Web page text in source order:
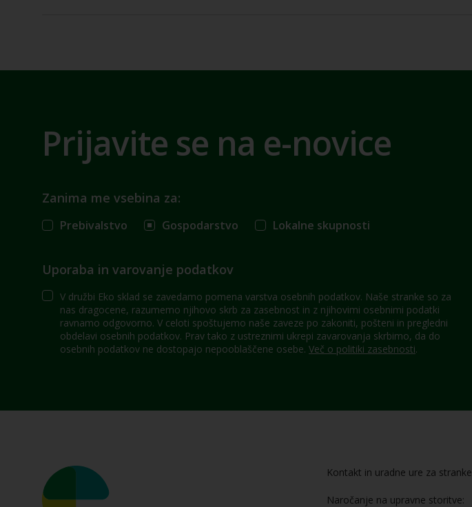
Prijavite se na e-novice
Zanima me vsebina za:
Prebivalstvo Gospodarstvo Lokalne skupnosti
Uporaba in varovanje podatkov
V družbi Eko sklad se zavedamo pomena varstva osebnih podatkov. Naše stranke so za
nas dragocene, razumemo njihovo skrb za zasebnost in z njihovimi osebnimi podatki
ravnamo odgovorno. V celoti spoštujemo naše zaveze po zakoniti, pošteni in pregledni
obdelavi osebnih podatkov. Prav tako z ustreznimi ukrepi zavarovanja skrbimo, da do
osebnih podatkov ne dostopajo nepooblaščene osebe. Več o politiki zasebnosti.
Kontakt in uradne ure za stranke
Naročanje na upravne storitve: